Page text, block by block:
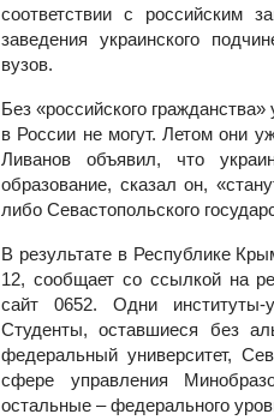
соответствии с российским
заведения украинского
вузов.
Без «российского
в России не могут. Летом они
Ливанов объявил, что
образование, сказал он,
либо Севастопольского
В результате в Республике
12, сообщает со ссылкой на
сайт 0652. Одни институты-
Студенты, оставшиеся без
федеральный университет,
сфере управления
остальные – федерального